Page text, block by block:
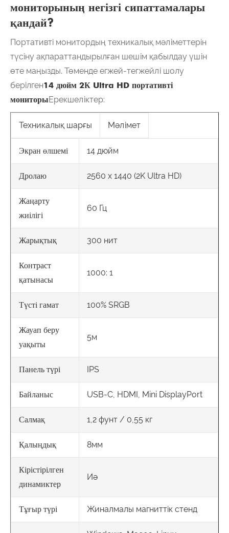
мониторының негізгі сипаттамалары
қандай?
Портативті монитордың техникалық мәліметтерін
түсіну ақпараттандырылған шешім қабылдау үшін
өте маңызды. Төменде егжей-тегжейлі шолу
берілген14 дюйм 2К Ultra HD портативті
мониторыЕрекшеліктер:
Техникалық шарғы Мәлімет
Экран өлшемі 14 дюйм
Дролаю 2560 x 1440 (2K Ultra HD)
Жаңарту
жиілігі
60 Гц
Жарықтық 300 нит
Контраст
қатынасы
1000: 1
Түсті гамат 100% SRGB
Жауап беру
уақыты
5м
Панель түрі IPS
Байланыс USB-C, HDMI, Mini DisplayPort
Салмақ 1,2 фунт / 0,55 кг
Қалыңдық 8мм
Кірістірілген
динамиктер
Иә
Тұғыр түрі Жиналмалы магниттік стенд